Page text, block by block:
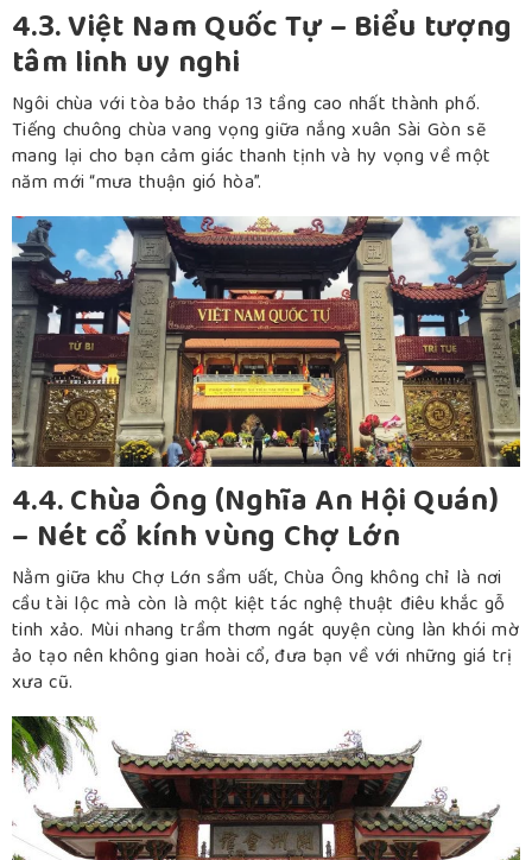
4.3. Việt Nam Quốc Tự – Biểu tượng
tâm linh uy nghi
Ngôi chùa với tòa bảo tháp 13 tầng cao nhất thành phố.
Tiếng chuông chùa vang vọng giữa nắng xuân Sài Gòn sẽ
mang lại cho bạn cảm giác thanh tịnh và hy vọng về một
năm mới “mưa thuận gió hòa”.
4.4. Chùa Ông (Nghĩa An Hội Quán)
– Nét cổ kính vùng Chợ Lớn
Nằm giữa khu Chợ Lớn sầm uất, Chùa Ông không chỉ là nơi
cầu tài lộc mà còn là một kiệt tác nghệ thuật điêu khắc gỗ
tinh xảo. Mùi nhang trầm thơm ngát quyện cùng làn khói mờ
ảo tạo nên không gian hoài cổ, đưa bạn về với những giá trị
xưa cũ.